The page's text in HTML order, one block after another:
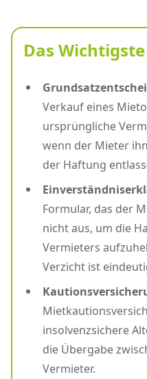
Das
Verkauf eines
ursprüngliche
wenn der Mieter
der Haftung
Formular, das der
nicht aus, um die
Vermieters
Verzicht ist
insolvenzsichere
die Übergabe
Vermieter.